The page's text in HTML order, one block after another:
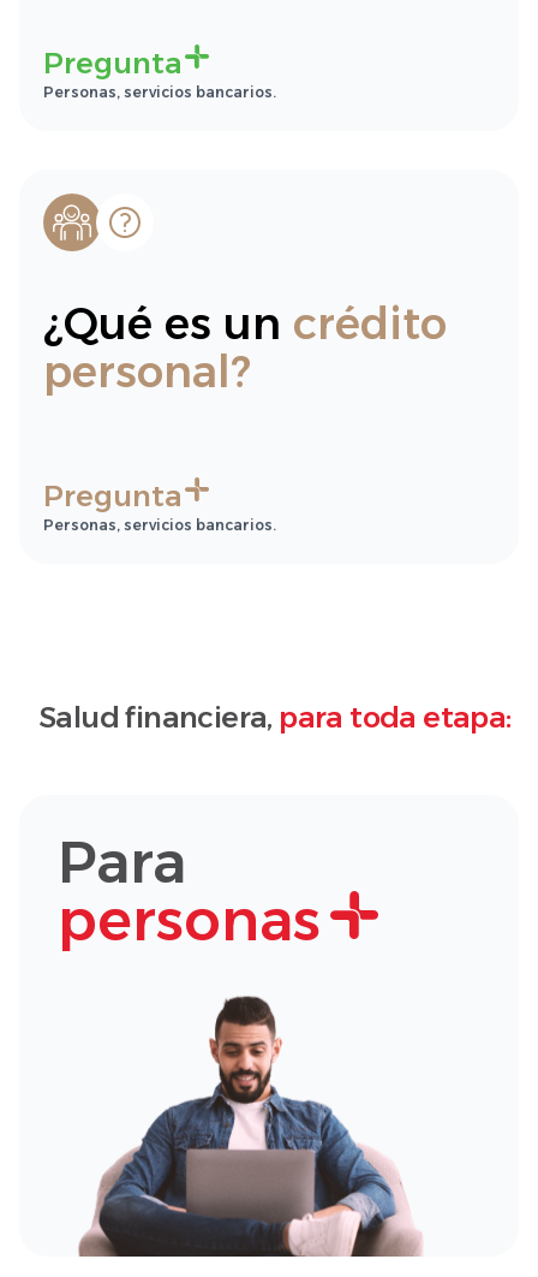
Pregunta
Personas, servicios bancarios.
¿Qué es un crédito
personal?
Pregunta
Personas, servicios bancarios.
Salud financiera, para toda etapa:
Para
personas